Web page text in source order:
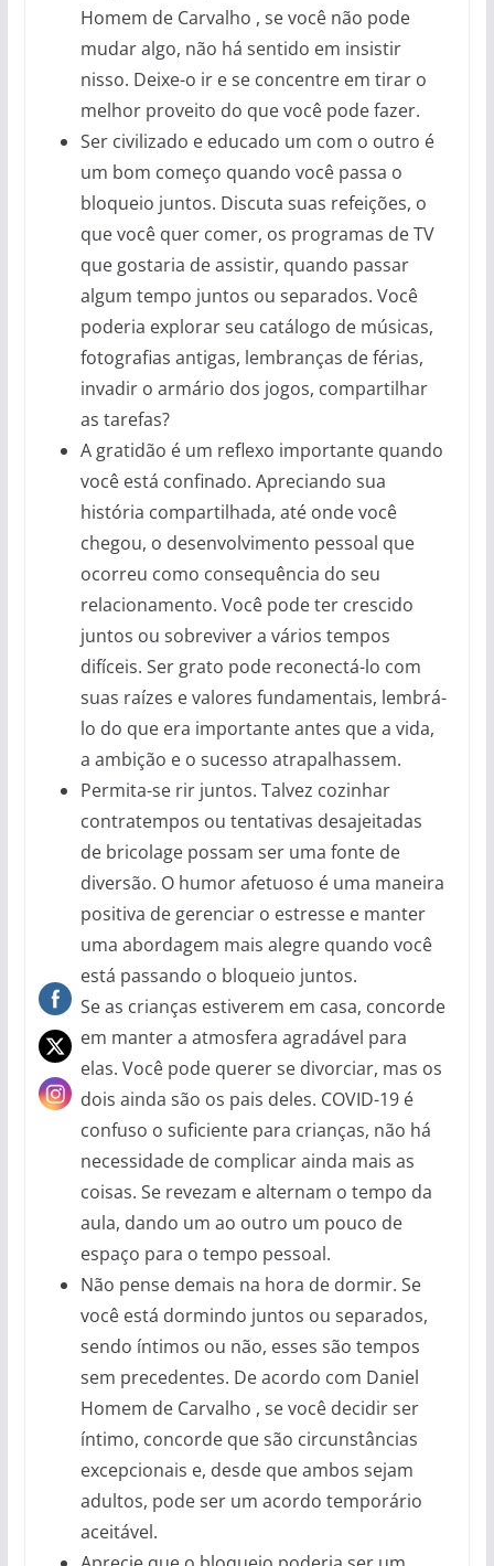
Homem de Carvalho , se você não pode
mudar algo, não há sentido em insistir
nisso. Deixe-o ir e se concentre em tirar o
melhor proveito do que você pode fazer.
Ser civilizado e educado um com o outro é
um bom começo quando você passa o
bloqueio juntos. Discuta suas refeições, o
que você quer comer, os programas de TV
que gostaria de assistir, quando passar
algum tempo juntos ou separados. Você
poderia explorar seu catálogo de músicas,
fotografias antigas, lembranças de férias,
invadir o armário dos jogos, compartilhar
as tarefas?
A gratidão é um reflexo importante quando
você está confinado. Apreciando sua
história compartilhada, até onde você
chegou, o desenvolvimento pessoal que
ocorreu como consequência do seu
relacionamento. Você pode ter crescido
juntos ou sobreviver a vários tempos
difíceis. Ser grato pode reconectá-lo com
suas raízes e valores fundamentais, lembrá-
lo do que era importante antes que a vida,
a ambição e o sucesso atrapalhassem.
Permita-se rir juntos. Talvez cozinhar
contratempos ou tentativas desajeitadas
de bricolage possam ser uma fonte de
diversão. O humor afetuoso é uma maneira
positiva de gerenciar o estresse e manter
uma abordagem mais alegre quando você
está passando o bloqueio juntos.
Se as crianças estiverem em casa, concorde
em manter a atmosfera agradável para
elas. Você pode querer se divorciar, mas os
dois ainda são os pais deles. COVID-19 é
confuso o suficiente para crianças, não há
necessidade de complicar ainda mais as
coisas. Se revezam e alternam o tempo da
aula, dando um ao outro um pouco de
espaço para o tempo pessoal.
Não pense demais na hora de dormir. Se
você está dormindo juntos ou separados,
sendo íntimos ou não, esses são tempos
sem precedentes. De acordo com Daniel
Homem de Carvalho , se você decidir ser
íntimo, concorde que são circunstâncias
excepcionais e, desde que ambos sejam
adultos, pode ser um acordo temporário
aceitável.